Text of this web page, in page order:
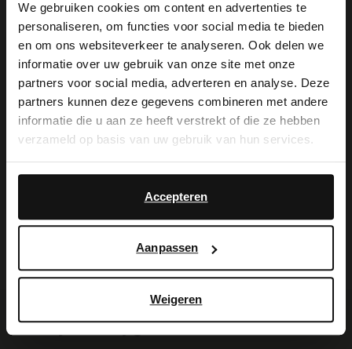
We gebruiken cookies om content en advertenties te
personaliseren, om functies voor social media te bieden
en om ons websiteverkeer te analyseren. Ook delen we
informatie over uw gebruik van onze site met onze
partners voor social media, adverteren en analyse. Deze
partners kunnen deze gegevens combineren met andere
informatie die u aan ze heeft verstrekt of die ze hebben
verzameld op basis van uw gebruik van hun services.
Accepteren
Aanpassen
Weigeren
Voor jou erbij gezocht
heeft een ritssluiting aan de binnenzijde.
We adviseren als verzorging en
bescherming de Collonil metallic spray.
Alles over dit product
Bezorgen & retour
×
View this website in English?
It looks like your language isn't Dutch. Would
you like to switch to English?
English